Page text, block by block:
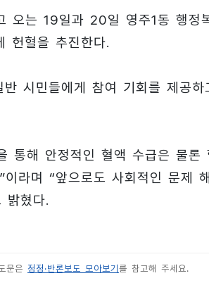
오는 19일과 20일 영주1동 행정
헌혈을 추진한다.
시민들에게 참여 기회를 제공하
통해 안정적인 혈액 수급은 물론
라며 “앞으로도 사회적인 문제
밝혔다.
문은 정정·반론보도 모아보기 를 참고해 주세요.